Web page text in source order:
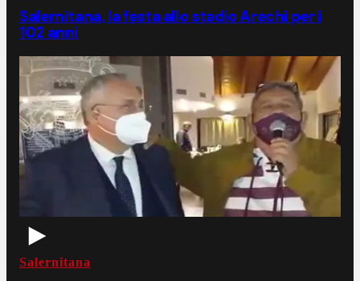
Salernitana, la festa allo stadio Arechi per i
102 anni
Salernitana